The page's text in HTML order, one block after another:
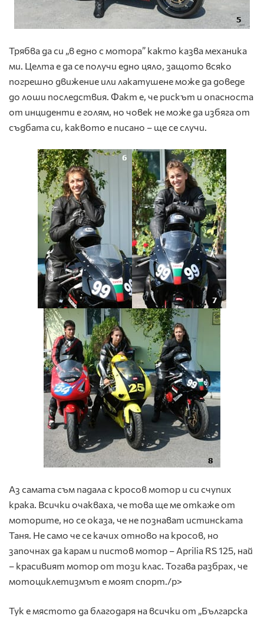
Трябва да си „в едно с мотора” както казва механика
ми. Целта е да се получи едно цяло, защото всяко
погрешно движение или лакатушене може да доведе
до лоши последствия. Факт е, че рискът и опасноста
от инциденти е голям, но човек не може да избяга от
съдбата си, каквото е писано – ще се случи.
Аз самата съм падала с кросов мотор и си счупих
крака. Всички очакваха, че това ще ме откаже от
моторите, но се оказа, че не познават истинската
Таня. Не само че се качих отново на кросов, но
започнах да карам и пистов мотор – Aprilia RS 125, най
– красивият мотор от този клас. Тогава разбрах, че
мотоциклетизмът е моят спорт./p>
Тук е мястото да благодаря на всички от „Българска